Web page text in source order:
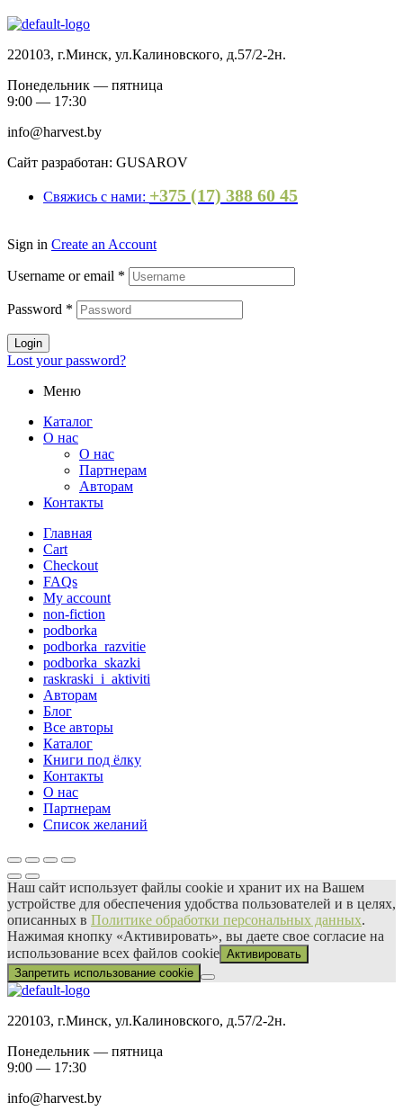
220103, г.Минск, ул.Калиновского, д.57/2-2н.
Понедельник — пятница
9:00 — 17:30
info@harvest.by
Сайт разработан: GUSAROV
Свяжись с нами: +375 (17) 388 60 45
Sign in Create an Account
Username or email *
Password *
Login
Lost your password?
Меню
Каталог
О нас
О нас
Партнерам
Авторам
Контакты
Главная
Cart
Checkout
FAQs
My account
non-fiction
podborka
podborka_razvitie
podborka_skazki
raskraski_i_aktiviti
Авторам
Блог
Все авторы
Каталог
Книги под ёлку
Контакты
О нас
Партнерам
Список желаний
Наш сайт использует файлы сооkіе и хранит их на Вашем
устройстве для обеспечения удобства пользователей и в целях,
описанных в Политике обработки персональных данных.
Нажимая кнопку «Активировать», вы даете свое согласие на
использование всех файлов сооkіе Активировать
Запретить использование cookie
220103, г.Минск, ул.Калиновского, д.57/2-2н.
Понедельник — пятница
9:00 — 17:30
info@harvest.by